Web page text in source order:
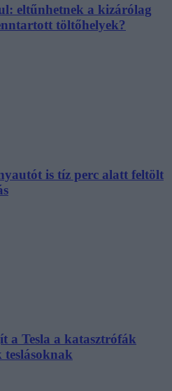
eltűnhetnek a kizárólag
töltőhelyek?
is tíz perc alatt feltölt
a Tesla a katasztrófák
teslásoknak